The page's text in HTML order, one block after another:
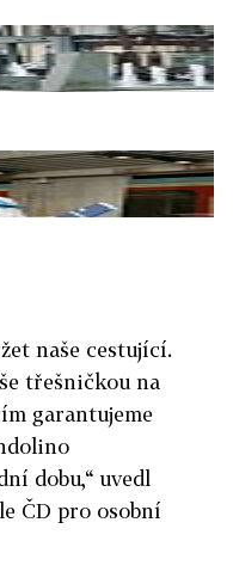
naše cestující.
třešničkou na
garantujeme
dobu,“ uvedl
ČD pro osobní